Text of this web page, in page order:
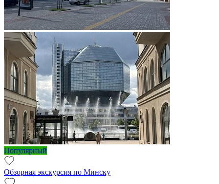
Популярный
Обзорная экскурсия по Минску